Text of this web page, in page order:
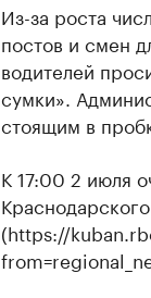
Из-за роста
постов и смен
водителей
сумки».
стоящим в
К 17:00 2 июля
(https://